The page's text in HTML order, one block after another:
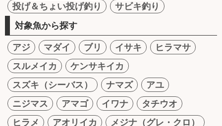
投げ＆ちょい投げ釣り
サビキ釣り
対象魚から探す
アジ マダイ ブリ イサキ
ヒラマサ
スルメイカ
ケンサキイカ
スズキ（シーバス）
ナマズ
アユ
ニジマス
アマゴ イワナ
タチウオ
ヒラメ
アオリイカ
メジナ（グレ・クロ）